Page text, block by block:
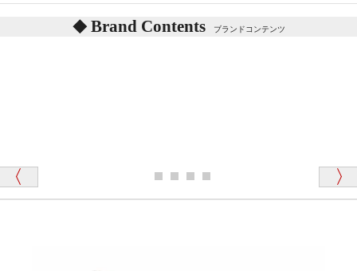
記載しておりますので、ぜひ探してみてください。
ディベアがいます。
「スクエーカー内蔵」と記載しておりますので、ぜひ
探してみてください。
「前に買ったことがあったお店でしたので」
Brand Contents ブランドコンテンツ